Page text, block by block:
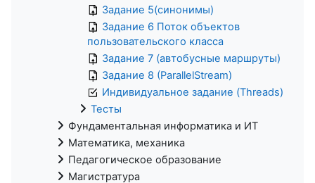
Задание 5(синонимы)
Задание 6 Поток объектов
пользовательского класса
Задание 7 (автобусные маршруты)
Задание 8 (ParallelStream)
Индивидуальное задание (Threads)
Тесты
Фундаментальная информатика и ИТ
Математика, механика
Педагогическое образование
Магистратура